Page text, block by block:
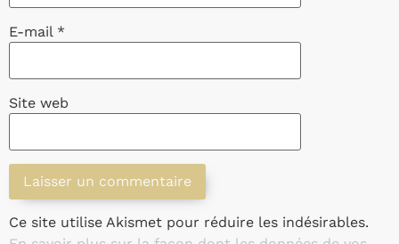
E-mail *
Site web
Ce site utilise Akismet pour réduire les indésirables.